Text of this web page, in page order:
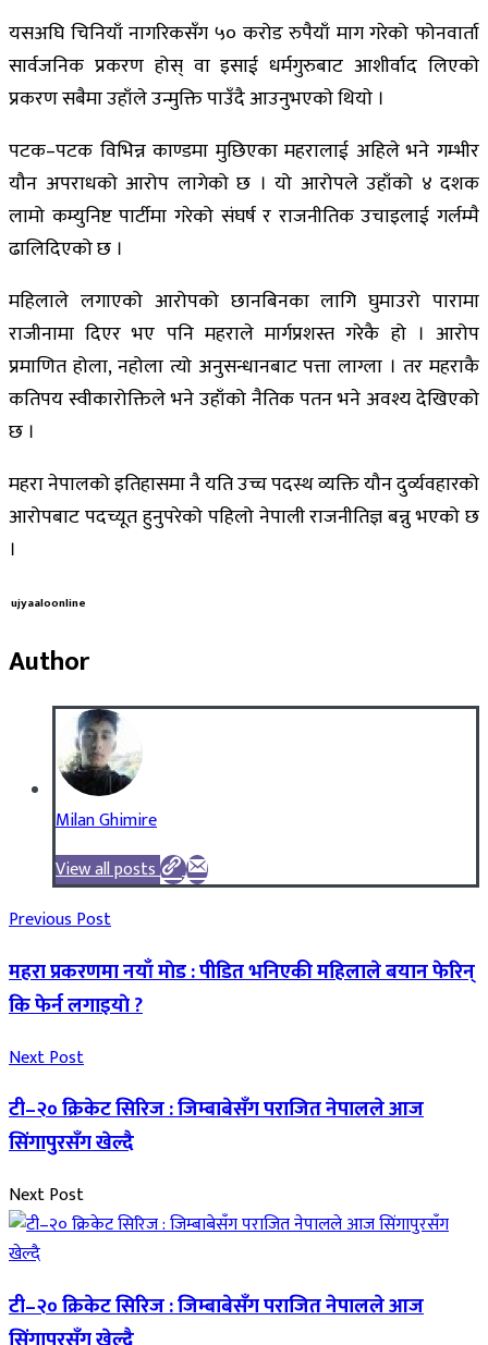
यसअघि चिनियाँ नागरिकसँग ५० करोड रुपैयाँ माग गरेको फोनवार्ता
सार्वजनिक प्रकरण होस् वा इसाई धर्मगुरुबाट आशीर्वाद लिएको
प्रकरण सबैमा उहाँले उन्मुक्ति पाउँदै आउनुभएकाे थियाे ।
पटक–पटक विभिन्न काण्डमा मुछिएका महरालाई अहिले भने गम्भीर
यौन अपराधको आरोप लागेको छ । यो आरोपले उहाँको ४ दशक
लामो कम्युनिष्ट पार्टीमा गरेको संघर्ष र राजनीतिक उचाइलाई गर्लम्मै
ढालिदिएको छ ।
महिलाले लगाएको आरोपको छानबिनका लागि घुमाउरो पारामा
राजीनामा दिएर भए पनि महराले मार्गप्रशस्त गरेकै हो । आरोप
प्रमाणित होला, नहोला त्यो अनुसन्धानबाट पत्ता लाग्ला । तर महराकै
कतिपय स्वीकारोक्तिले भने उहाँको नैतिक पतन भने अवश्य देखिएको
छ ।
महरा नेपालको इतिहासमा नै यति उच्च पदस्थ व्यक्ति यौन दुर्व्यवहारको
आरोपबाट पदच्यूत हुनुपरेको पहिलो नेपाली राजनीतिज्ञ बन्नु भएको छ
।
ujyaaloonline
Author
Milan Ghimire
View all posts
Previous Post
महरा प्रकरणमा नयाँ माेड : पीडित भनिएकी महिलाले बयान फेरिन्
कि फेर्न लगाइयाे ?
Next Post
टी–२० क्रिकेट सिरिज : जिम्बाबेसँग पराजित नेपालले आज
सिंगापुरसँग खेल्दै
Next Post
टी–२० क्रिकेट सिरिज : जिम्बाबेसँग पराजित नेपालले आज